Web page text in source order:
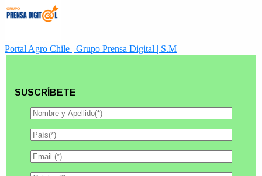
Portal Agro Chile | Grupo Prensa Digital | S.M
SUSCRÍBETE